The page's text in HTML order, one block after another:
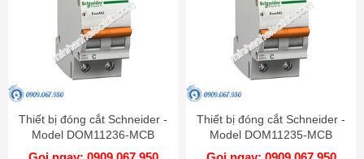
Thiết bị đóng cắt Schneider -
Model DOM11236-MCB
Thiết bị đóng cắt Schneider -
Model DOM11235-MCB